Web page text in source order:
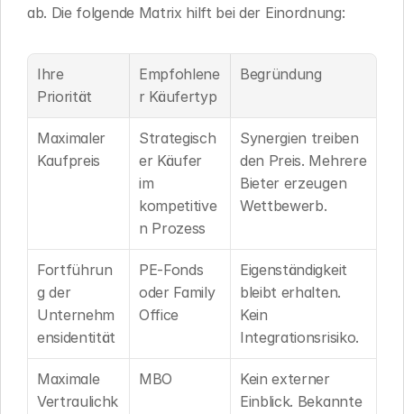
ab. Die folgende Matrix hilft bei der Einordnung:
Ihre
Priorität
Empfohlene
r Käufertyp
Begründung
Maximaler
Kaufpreis
Strategisch
er Käufer
im
kompetitive
n Prozess
Synergien treiben
den Preis. Mehrere
Bieter erzeugen
Wettbewerb.
Fortführun
g der
Unternehm
ensidentität
PE-Fonds
oder Family
Office
Eigenständigkeit
bleibt erhalten.
Kein
Integrationsrisiko.
Maximale
Vertraulichk
MBO
Kein externer
Einblick. Bekannte